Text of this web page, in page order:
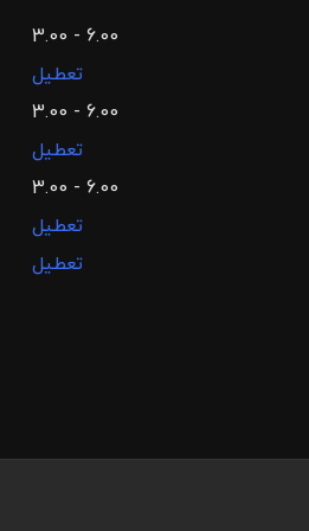
3.00 - 6.00
تعطیل
3.00 - 6.00
تعطیل
3.00 - 6.00
تعطیل
تعطیل